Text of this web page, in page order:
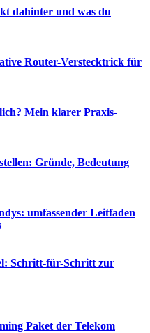
dahinter und was du
Router-Verstecktrick für
Mein klarer Praxis-
Gründe, Bedeutung
umfassender Leitfaden
Schritt-für-Schritt zur
Paket der Telekom